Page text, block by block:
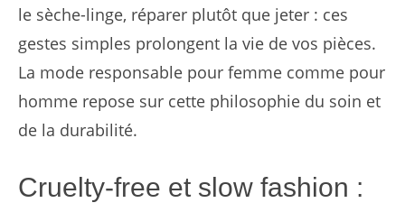
le sèche-linge, réparer plutôt que jeter : ces
gestes simples prolongent la vie de vos pièces.
La mode responsable pour femme comme pour
homme repose sur cette philosophie du soin et
de la durabilité.
Cruelty-free et slow fashion :